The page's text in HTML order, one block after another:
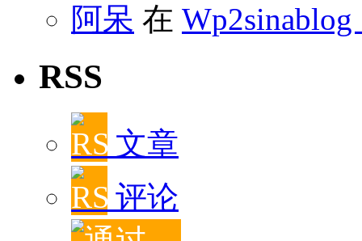
阿呆 在
RSS
文章
评论